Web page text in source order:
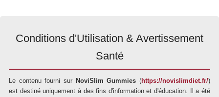
Conditions d'Utilisation & Avertissement
Santé
Le contenu fourni sur NoviSlim Gummies (https://novislimdiet.fr/)
est destiné uniquement à des fins d'information et d'éducation. Il a été